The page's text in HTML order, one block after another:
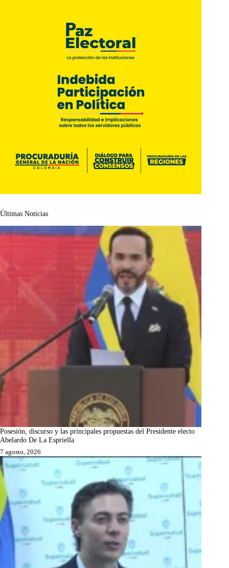
Últimas Noticias
Posesión, discurso y las principales propuestas del Presidente electo
Abelardo De La Espriella
7 agosto, 2026